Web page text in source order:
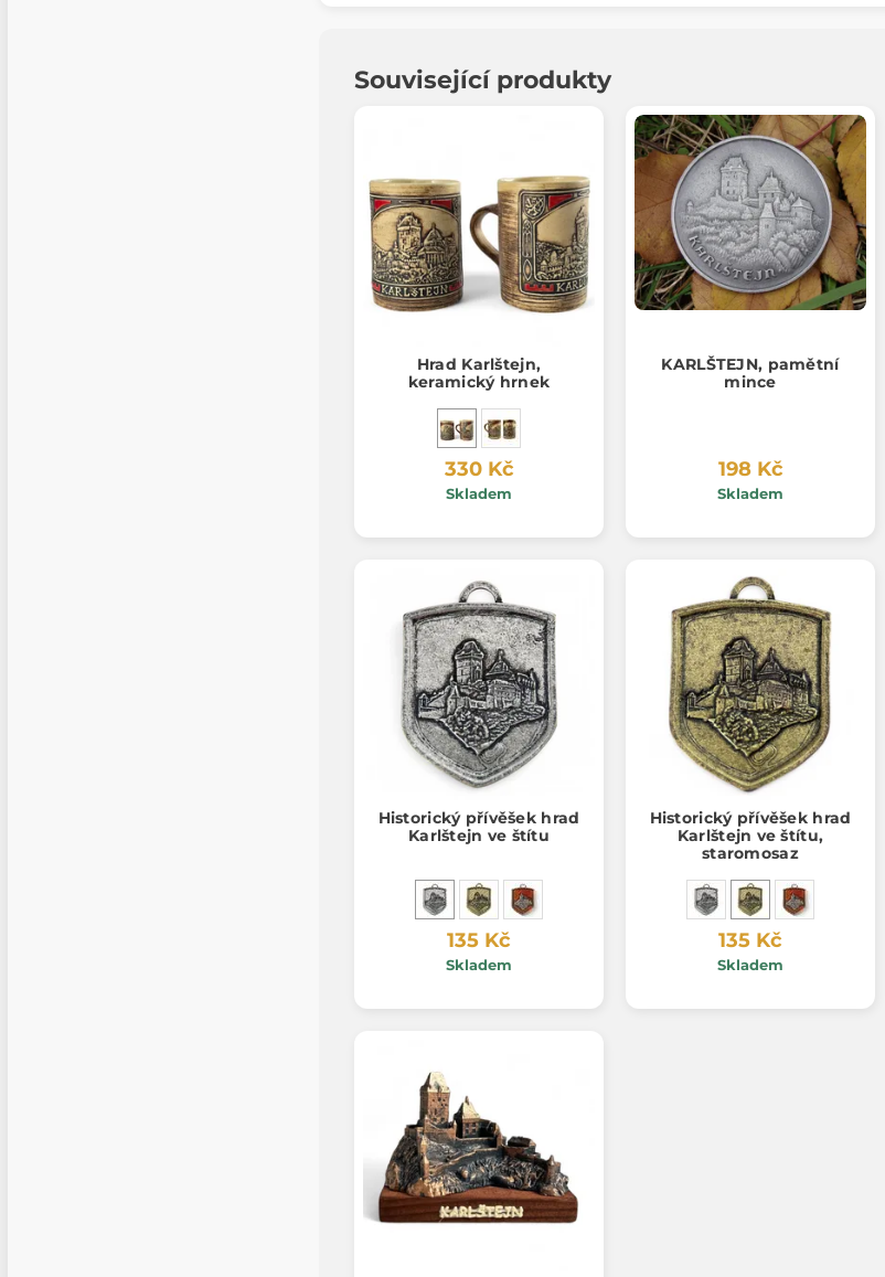
Související produkty
Hrad Karlštejn,
keramický hrnek
330 Kč
Skladem
KARLŠTEJN, pamětní
mince
198 Kč
Skladem
Historický přívěšek hrad
Karlštejn ve štítu
135 Kč
Skladem
Historický přívěšek hrad
Karlštejn ve štítu,
staromosaz
135 Kč
Skladem